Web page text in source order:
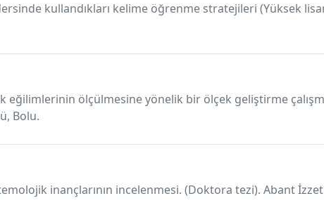
kullandıkları kelime öğrenme stratejileri (Yüksek
ölçülmesine yönelik bir ölçek geliştirme
Bolu.
inançlarının incelenmesi. (Doktora tezi). Abant